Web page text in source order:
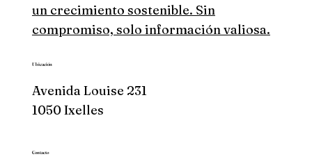
un crecimiento sostenible. Sin
compromiso, solo información valiosa.
Ubicación
Avenida Louise 231
1050 Ixelles
Contacto